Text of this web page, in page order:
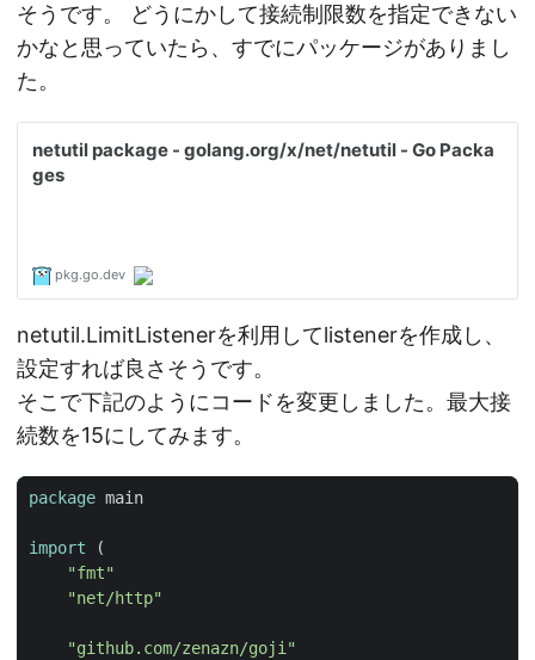
そうです。 どうにかして接続制限数を指定できない
かなと思っていたら、すでにパッケージがありまし
た。
netutil.LimitListenerを利用してlistenerを作成し、
設定すれば良さそうです。
そこで下記のようにコードを変更しました。最大接
続数を15にしてみます。
package main
import
(
"fmt"
"net/http"
"github.com/zenazn/goji"